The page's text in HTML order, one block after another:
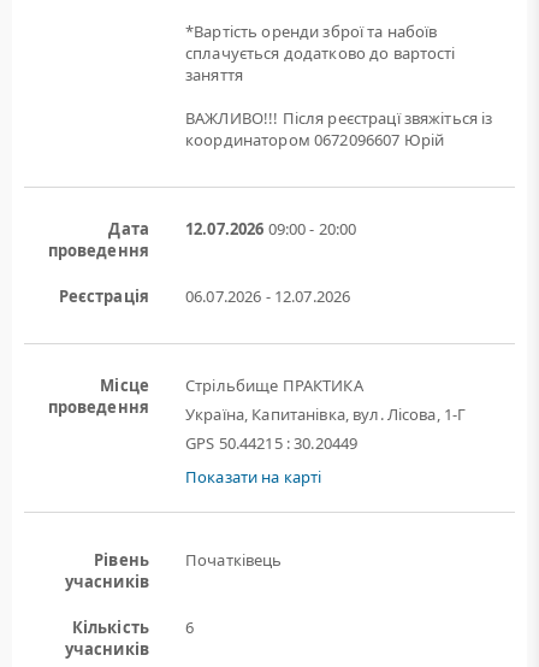
*Вартість оренди зброї та набоїв
сплачується додатково до вартості
заняття
ВАЖЛИВО!!! Після реєстрацї звяжіться із
координатором 0672096607 Юрій
Дата
проведення
12.07.2026 09:00 - 20:00
Реєстрація 06.07.2026 - 12.07.2026
Місце
проведення
Стрільбище ПРАКТИКА
Україна, Капитанівка, вул. Лісова, 1-Г
GPS 50.44215 : 30.20449
Показати на карті
Рівень
учасників
Початківець
Кількість
учасників
6